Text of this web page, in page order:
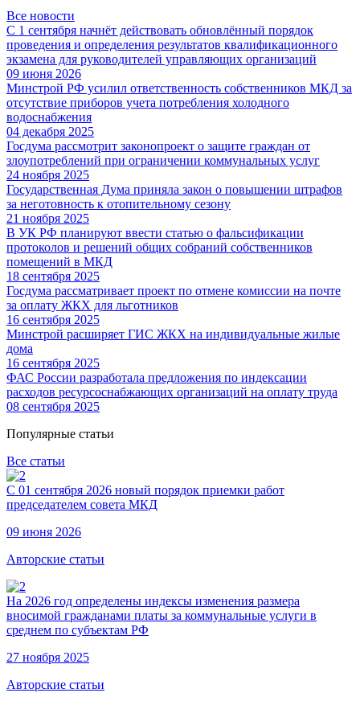
Все новости
С 1 сентября начнёт действовать обновлённый порядок
проведения и определения результатов квалификационного
экзамена для руководителей управляющих организаций
09 июня 2026
Минстрой РФ усилил ответственность собственников МКД за
отсутствие приборов учета потребления холодного
водоснабжения
04 декабря 2025
Госдума рассмотрит законопроект о защите граждан от
злоупотреблений при ограничении коммунальных услуг
24 ноября 2025
Государственная Дума приняла закон о повышении штрафов
за неготовность к отопительному сезону
21 ноября 2025
В УК РФ планируют ввести статью о фальсификации
протоколов и решений общих собраний собственников
помещений в МКД
18 сентября 2025
Госдума рассматривает проект по отмене комиссии на почте
за оплату ЖКХ для льготников
16 сентября 2025
Минстрой расширяет ГИС ЖКХ на индивидуальные жилые
дома
16 сентября 2025
ФАС России разработала предложения по индексации
расходов ресурсоснабжающих организаций на оплату труда
08 сентября 2025
Популярные статьи
Все статьи
С 01 сентября 2026 новый порядок приемки работ
председателем совета МКД
09 июня 2026
Авторские статьи
На 2026 год определены индексы изменения размера
вносимой гражданами платы за коммунальные услуги в
среднем по субъектам РФ
27 ноября 2025
Авторские статьи